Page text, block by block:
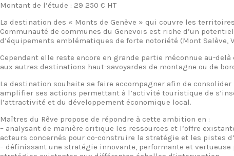
Montant de l’étude : 29 250 € HT
La destination des « Monts de Genève » qui couvre les
Communauté de communes du Genevois est riche d’un
d’équipements emblématiques de forte notoriété (Mont Salève,
Cependant elle reste encore en grande partie méconnue au-
aux autres destinations haut-savoyardes de montagne ou de
La destination souhaite se faire accompagner afin de
amplifier ses actions permettant à l’activité touristique de
l’attractivité et du développement économique local.
Maîtres du Rêve propose de répondre à cette ambition en :
– analysant de manière critique les ressources et l’offre
acteurs concernés pour co-construire la stratégie et les pistes
– définissant une stratégie innovante, performante et